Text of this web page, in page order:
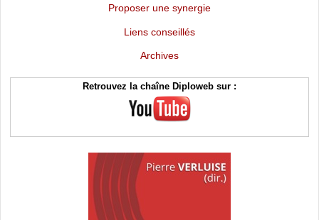
Proposer une synergie
Liens conseillés
Archives
Retrouvez la chaîne Diploweb sur :